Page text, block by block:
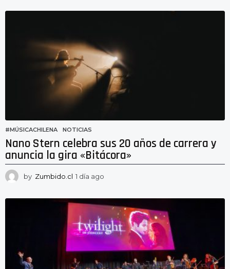
s
a
g
o
#MÚSICACHILENA ,NOTICIAS
Nano Stern celebra sus 20 años de carrera y
anuncia la gira «Bitácora»
by Zumbido.cl 1 día ago
a
g
o